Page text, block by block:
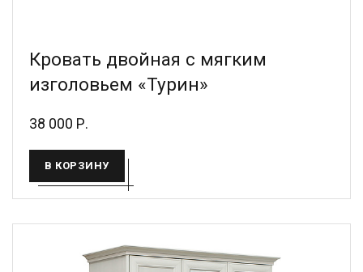
Кровать двойная с мягким
изголовьем «Турин»
38 000 Р.
В КОРЗИНУ